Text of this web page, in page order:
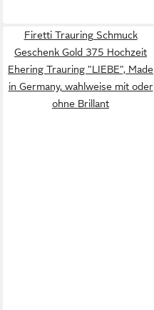
Firetti Trauring Schmuck
Geschenk Gold 375 Hochzeit
Ehering Trauring "LIEBE", Made
in Germany, wahlweise mit oder
ohne Brillant